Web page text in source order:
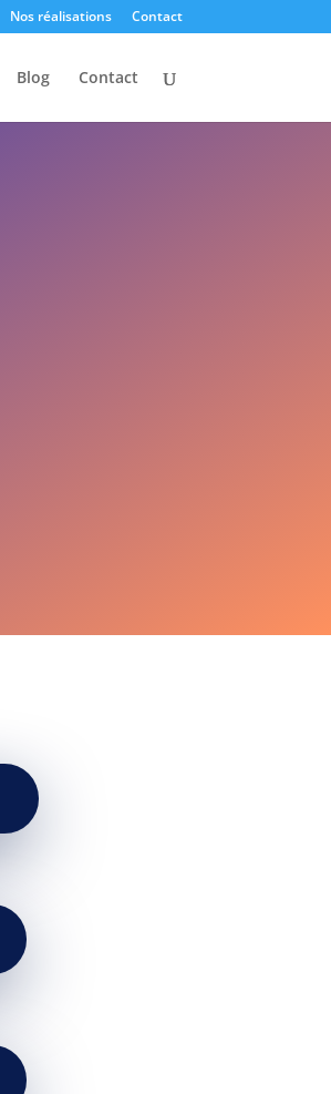
Nos réalisations Contact
Blog Contact